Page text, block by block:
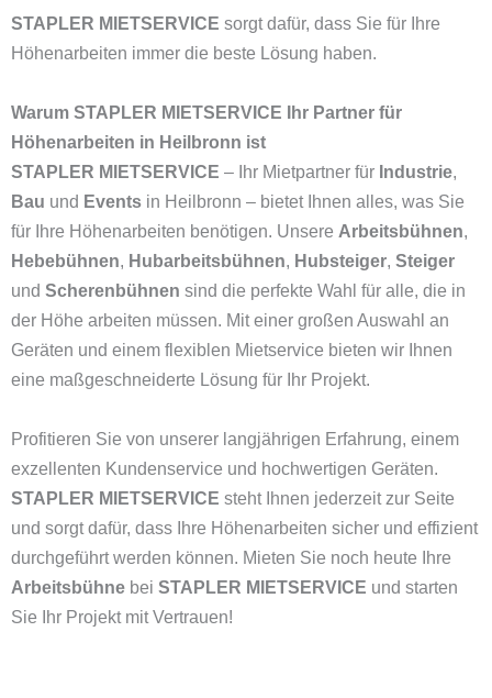
STAPLER MIETSERVICE sorgt dafür, dass Sie für Ihre
Höhenarbeiten immer die beste Lösung haben.
Warum STAPLER MIETSERVICE Ihr Partner für
Höhenarbeiten in Heilbronn ist
STAPLER MIETSERVICE – Ihr Mietpartner für Industrie,
Bau und Events in Heilbronn – bietet Ihnen alles, was Sie
für Ihre Höhenarbeiten benötigen. Unsere Arbeitsbühnen,
Hebebühnen, Hubarbeitsbühnen, Hubsteiger, Steiger
und Scherenbühnen sind die perfekte Wahl für alle, die in
der Höhe arbeiten müssen. Mit einer großen Auswahl an
Geräten und einem flexiblen Mietservice bieten wir Ihnen
eine maßgeschneiderte Lösung für Ihr Projekt.
Profitieren Sie von unserer langjährigen Erfahrung, einem
exzellenten Kundenservice und hochwertigen Geräten.
STAPLER MIETSERVICE steht Ihnen jederzeit zur Seite
und sorgt dafür, dass Ihre Höhenarbeiten sicher und effizient
durchgeführt werden können. Mieten Sie noch heute Ihre
Arbeitsbühne bei STAPLER MIETSERVICE und starten
Sie Ihr Projekt mit Vertrauen!